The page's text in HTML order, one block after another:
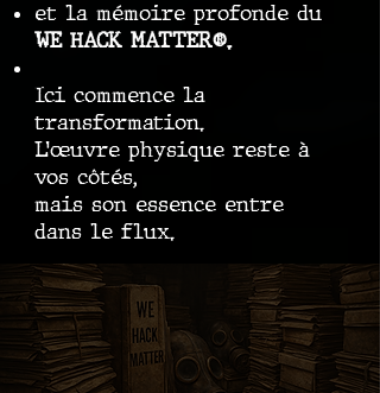
et la mémoire profonde du
WE HACK MATTER®.
Ici commence la
transformation.
L’œuvre physique reste à
vos côtés,
mais son essence entre
dans le flux.